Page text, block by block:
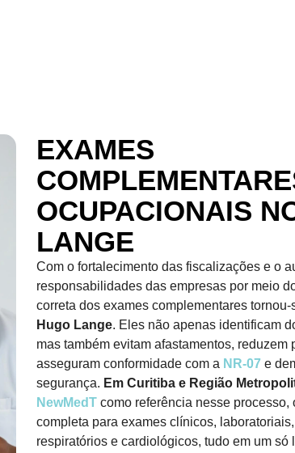
EXAMES
OCUPACIONAIS
LANGE
Com o fortalecimento das fiscalizações e o
responsabilidades das empresas por meio
correta dos exames complementares tornou-
Hugo Lange. Eles não apenas identificam
mas também evitam afastamentos, reduzem
asseguram conformidade com a NR-07 e
segurança. Em Curitiba e Região
NewMedT como referência nesse processo,
completa para exames clínicos,
respiratórios e cardiológicos, tudo em um só